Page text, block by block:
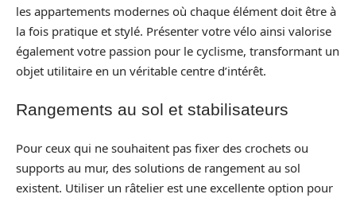
les appartements modernes où chaque élément doit être à
la fois pratique et stylé. Présenter votre vélo ainsi valorise
également votre passion pour le cyclisme, transformant un
objet utilitaire en un véritable centre d’intérêt.
Rangements au sol et stabilisateurs
Pour ceux qui ne souhaitent pas fixer des crochets ou
supports au mur, des solutions de rangement au sol
existent. Utiliser un râtelier est une excellente option pour